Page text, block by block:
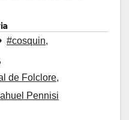
#cosquin,
,
de Folclore,
Pennisi